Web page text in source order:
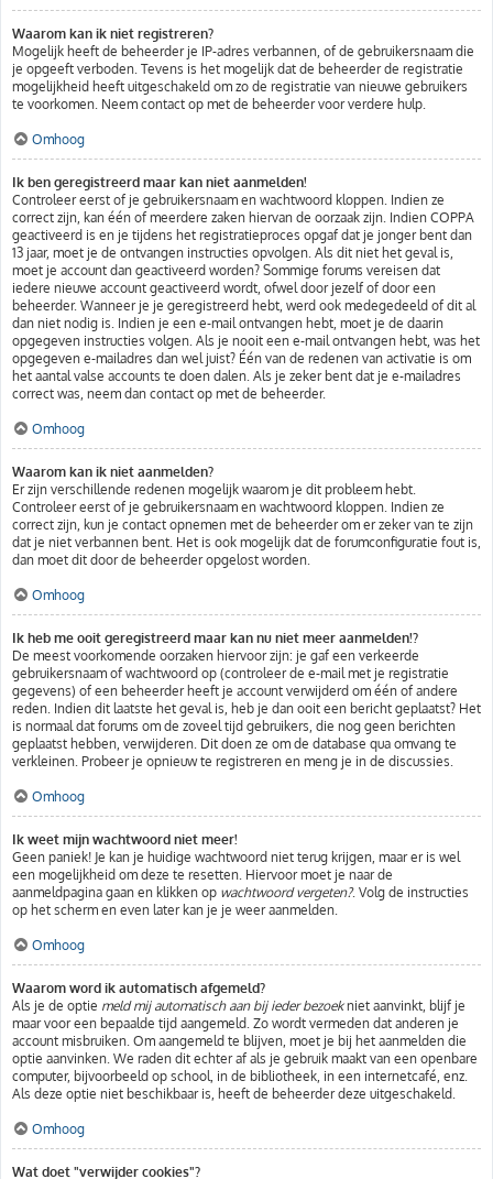
Waarom kan ik niet registreren?
Mogelijk heeft de beheerder je IP-adres verbannen, of de gebruikersnaam die
je opgeeft verboden. Tevens is het mogelijk dat de beheerder de registratie
mogelijkheid heeft uitgeschakeld om zo de registratie van nieuwe gebruikers
te voorkomen. Neem contact op met de beheerder voor verdere hulp.
Omhoog
Ik ben geregistreerd maar kan niet aanmelden!
Controleer eerst of je gebruikersnaam en wachtwoord kloppen. Indien ze
correct zijn, kan één of meerdere zaken hiervan de oorzaak zijn. Indien COPPA
geactiveerd is en je tijdens het registratieproces opgaf dat je jonger bent dan
13 jaar, moet je de ontvangen instructies opvolgen. Als dit niet het geval is,
moet je account dan geactiveerd worden? Sommige forums vereisen dat
iedere nieuwe account geactiveerd wordt, ofwel door jezelf of door een
beheerder. Wanneer je je geregistreerd hebt, werd ook medegedeeld of dit al
dan niet nodig is. Indien je een e-mail ontvangen hebt, moet je de daarin
opgegeven instructies volgen. Als je nooit een e-mail ontvangen hebt, was het
opgegeven e-mailadres dan wel juist? Één van de redenen van activatie is om
het aantal valse accounts te doen dalen. Als je zeker bent dat je e-mailadres
correct was, neem dan contact op met de beheerder.
Omhoog
Waarom kan ik niet aanmelden?
Er zijn verschillende redenen mogelijk waarom je dit probleem hebt.
Controleer eerst of je gebruikersnaam en wachtwoord kloppen. Indien ze
correct zijn, kun je contact opnemen met de beheerder om er zeker van te zijn
dat je niet verbannen bent. Het is ook mogelijk dat de forumconfiguratie fout is,
dan moet dit door de beheerder opgelost worden.
Omhoog
Ik heb me ooit geregistreerd maar kan nu niet meer aanmelden!?
De meest voorkomende oorzaken hiervoor zijn: je gaf een verkeerde
gebruikersnaam of wachtwoord op (controleer de e-mail met je registratie
gegevens) of een beheerder heeft je account verwijderd om één of andere
reden. Indien dit laatste het geval is, heb je dan ooit een bericht geplaatst? Het
is normaal dat forums om de zoveel tijd gebruikers, die nog geen berichten
geplaatst hebben, verwijderen. Dit doen ze om de database qua omvang te
verkleinen. Probeer je opnieuw te registreren en meng je in de discussies.
Omhoog
Ik weet mijn wachtwoord niet meer!
Geen paniek! Je kan je huidige wachtwoord niet terug krijgen, maar er is wel
een mogelijkheid om deze te resetten. Hiervoor moet je naar de
aanmeldpagina gaan en klikken op wachtwoord vergeten?. Volg de instructies
op het scherm en even later kan je je weer aanmelden.
Omhoog
Waarom word ik automatisch afgemeld?
Als je de optie meld mij automatisch aan bij ieder bezoekniet aanvinkt, blijf je
maar voor een bepaalde tijd aangemeld. Zo wordt vermeden dat anderen je
account misbruiken. Om aangemeld te blijven, moet je bij het aanmelden die
optie aanvinken. We raden dit echter af als je gebruik maakt van een openbare
computer, bijvoorbeeld op school, in de bibliotheek, in een internetcafé, enz.
Als deze optie niet beschikbaar is, heeft de beheerder deze uitgeschakeld.
Omhoog
Wat doet "verwijder cookies"?